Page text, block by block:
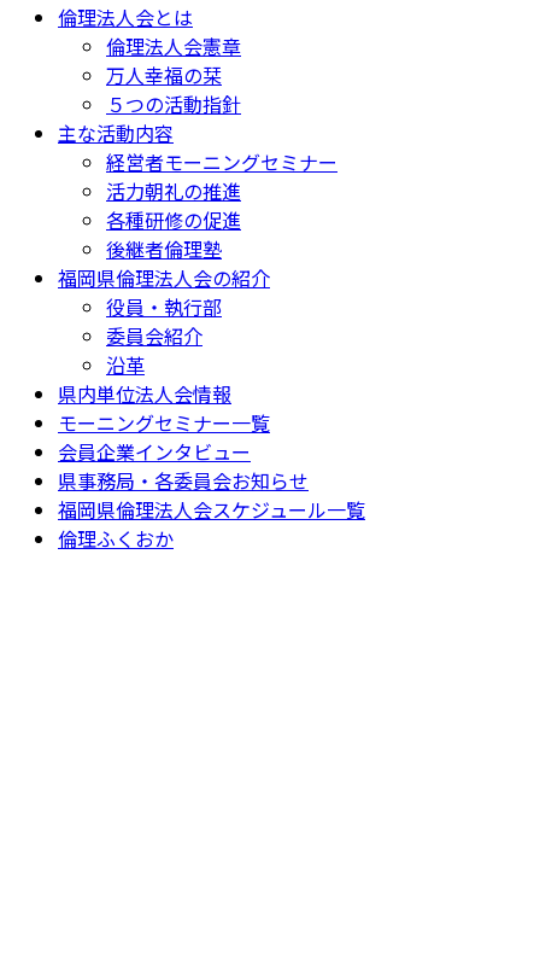
倫理法人会とは
倫理法人会憲章
万人幸福の栞
５つの活動指針
主な活動内容
経営者モーニングセミナー
活力朝礼の推進
各種研修の促進
後継者倫理塾
福岡県倫理法人会の紹介
役員・執行部
委員会紹介
沿革
県内単位法人会情報
モーニングセミナー一覧
会員企業インタビュー
県事務局・各委員会お知らせ
福岡県倫理法人会スケジュール一覧
倫理ふくおか